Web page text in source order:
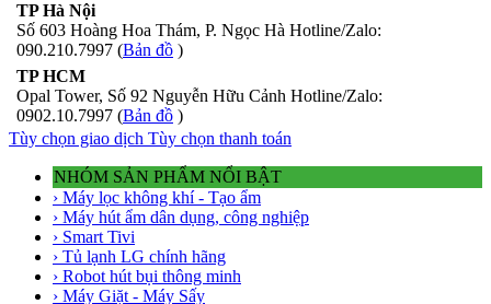
TP Hà Nội
Số 603 Hoàng Hoa Thám, P. Ngọc Hà Hotline/Zalo:
090.210.7997 (Bản đồ )
TP HCM
Opal Tower, Số 92 Nguyễn Hữu Cảnh Hotline/Zalo:
0902.10.7997 (Bản đồ )
Tùy chọn giao dịch Tùy chọn thanh toán
NHÓM SẢN PHẨM NỔI BẬT
› Máy lọc không khí - Tạo ẩm
› Máy hút ẩm dân dụng, công nghiệp
› Smart Tivi
› Tủ lạnh LG chính hãng
› Robot hút bụi thông minh
› Máy Giặt - Máy Sấy